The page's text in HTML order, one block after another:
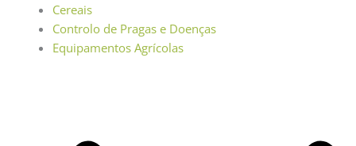
Cereais
Controlo de Pragas e Doenças
Equipamentos Agrícolas